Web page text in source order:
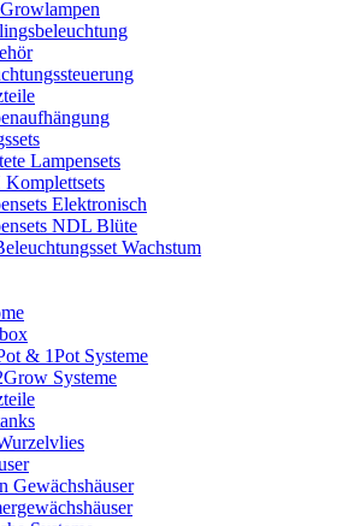
Lampensets
Elektronisch
NDL Blüte
Wachstum
& 1Pot Systeme
Systeme
Gewächshäuser